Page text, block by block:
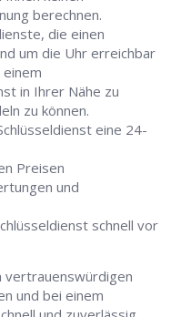
berechnen.
die einen
um die Uhr erreichbar
einem
in Ihrer Nähe zu
zu können.
eine 24-
Preisen
und
schnell vor
vertrauenswürdigen
und bei einem